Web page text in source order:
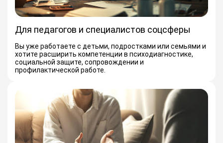
Для педагогов и специалистов соцсферы
Вы уже работаете с детьми, подростками или семьями и
хотите расширить компетенции в психодиагностике,
социальной защите, сопровождении и
профилактической работе.